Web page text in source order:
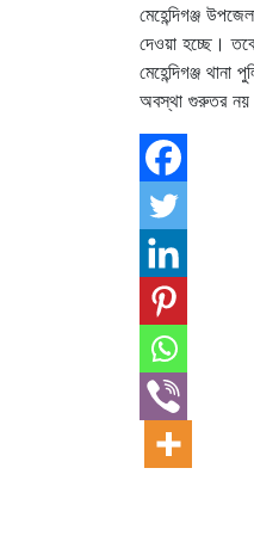
মেহেন্দিগঞ্জ
দেওয়া হচ্ছে।
মেহেন্দিগঞ্জ
অবস্থা গুরুতর নয়